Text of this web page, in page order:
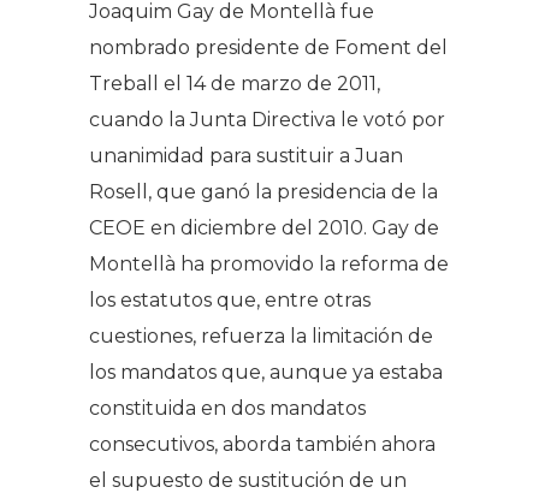
Joaquim Gay de Montellà fue
nombrado presidente de Foment del
Treball el 14 de marzo de 2011,
cuando la Junta Directiva le votó por
unanimidad para sustituir a Juan
Rosell, que ganó la presidencia de la
CEOE en diciembre del 2010. Gay de
Montellà ha promovido la reforma de
los estatutos que, entre otras
cuestiones, refuerza la limitación de
los mandatos que, aunque ya estaba
constituida en dos mandatos
consecutivos, aborda también ahora
el supuesto de sustitución de un